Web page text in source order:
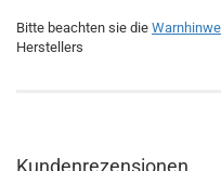
Bitte beachten sie die
Herstellers
Kundenrezensionen